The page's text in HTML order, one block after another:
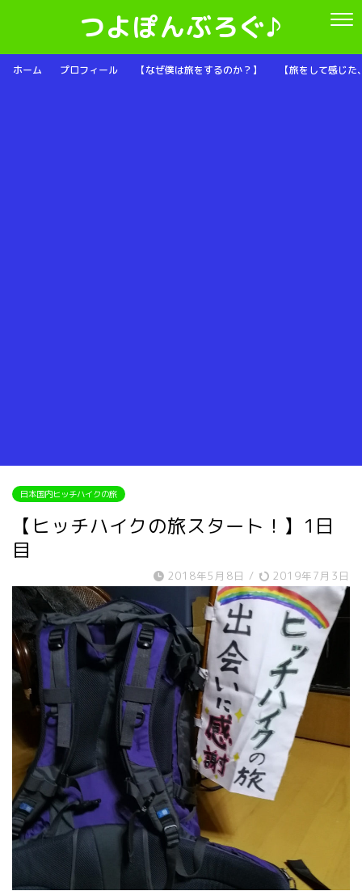
つよぽんぶろぐ♪
ホーム プロフィール 【なぜ僕は旅をするのか？】 【旅をして感じ
日本国内ヒッチハイクの旅
【ヒッチハイクの旅スタート！】1日
目
2018年5月8日 / 2019年7月3日